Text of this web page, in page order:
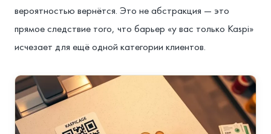
вероятностью вернётся. Это не абстракция — это
прямое следствие того, что барьер «у вас только Kaspi»
исчезает для ещё одной категории клиентов.